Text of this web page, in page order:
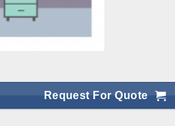
Request For Quote